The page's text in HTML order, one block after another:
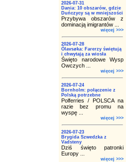
2026-07-31
Dania: 10 obszarów, gdzie
Duńczycy są w mniejszości
Przybywa obszarów z
dominacją imigrantów ...
więcej >>>
2026-07-28
Ólavsøka: Farerzy świętują
i chwytają za wiosła
Święto narodowe Wysp
Owczych ...
więcej >>>
2026-07-24
Bornholm: połączenie z
Polską potrzebne
Polferries / POLSCA na
razie bez promu na
wyspę ...
więcej >>>
2026-07-23
Brygida Szwedzka z
Vadsteny
Dziś święto patronki
Europy ...
więcej >>>